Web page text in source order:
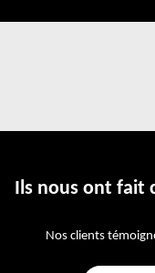
Ils nous ont fait
Nos clients